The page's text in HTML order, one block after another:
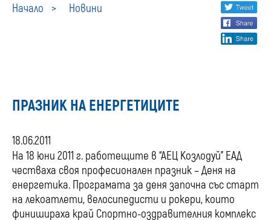
Начало Новини
Share
social
ПРАЗНИК НА ЕНЕРГЕТИЦИТЕ
18.06.2011
На 18 юни 2011 г. работещите в “АЕЦ Козлодуй” ЕАД
честваха своя професионален празник – Деня на
енергетика. Програмата за деня започна със старт
на лекоатлети, велосипедисти и рокери, които
финишираха край Спортно-оздравителния комплекс